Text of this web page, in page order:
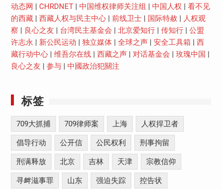
动态网
CHRDNET| 中国维权律师关注组 中国人权
看不见
的西藏| 西藏人权与民主中心| 前线卫士| 国际特赦
人权观
察
良心之友 台湾民主基金会 北京爱知行| 传知行| 公盟
许志永
新公民运动 独立媒体| 全球之声| 安全工具箱
西
藏行动中心| 维吾尔在线| 西藏之声| 对话基金会 玫瑰中国
良心之友
参与| 中國政治犯關注
标签
709大抓捕 709律师案 上海 人权捍卫者
倡导行动 公开信 公民权利 刑事拘留
刑满释放 北京 吉林 天津 宗教信仰
寻衅滋事罪 山东 强迫失踪 控告状